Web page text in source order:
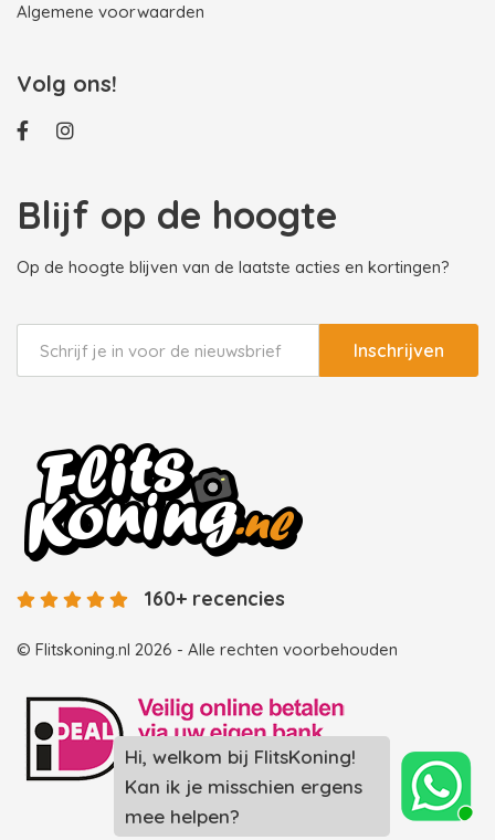
Algemene voorwaarden
Volg ons!
Blijf op de hoogte
Op de hoogte blijven van de laatste acties en kortingen?
Inschrijven
© Flitskoning.nl 2026 - Alle rechten voorbehouden
160+ recencies
Landingspagina overzicht photobooths
Landingspagina overzicht videobooths